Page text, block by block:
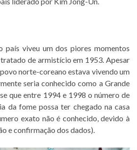
país viveu um dos piores momentos
de armistício em 1953. Apesar
norte-coreano estava vivendo um
seria conhecido como a Grande
que entre 1994 e 1998 o número de
da fome possa ter chegado na casa
exato não é conhecido, devido à
e confirmação dos dados).